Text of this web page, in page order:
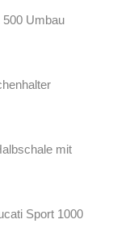
Umbau
mit
Sport 1000